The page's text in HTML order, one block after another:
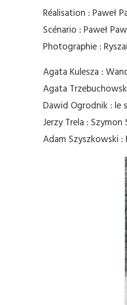
Réalisation : Paweł
Scénario : Paweł
Photographie :
Agata Kulesza :
Agata
Dawid Ogrodnik : le
Jerzy Trela : Szymon
Adam Szyszkowski :